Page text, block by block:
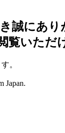
誠にあり
覧いただ
。
Japan.